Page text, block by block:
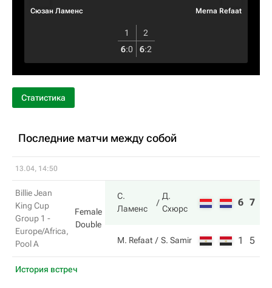
Сюзан Ламенс Merna Refaat
1
2
6:0 6:2
Статистика
Последние матчи между собой
13.04, 14:50
Billie Jean
King Cup
Group 1 -
Europe/Africa,
Pool A
Female
Double
С.
Ламенс
Д.
Схюрс
6 7
M. Refaat S. Samir 1 5
История встреч